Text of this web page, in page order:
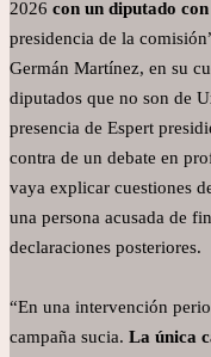
2026 con un diputado
presidencia de la
Germán Martínez, en su
diputados que no son de
presencia de Espert
contra de un debate en
vaya explicar cuestiones
una persona acusada de
declaraciones posteriores.
“En una intervención
campaña sucia. La única